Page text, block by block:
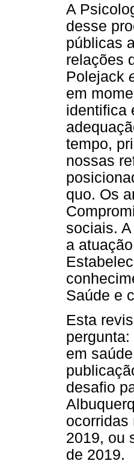
A
desse
públicas
relações
Polejack
em
identifica
tempo,
nossas
quo. Os
sociais.
a
Saúde e
Esta
em
desafio
ocorridas
2019, ou
de 2019.